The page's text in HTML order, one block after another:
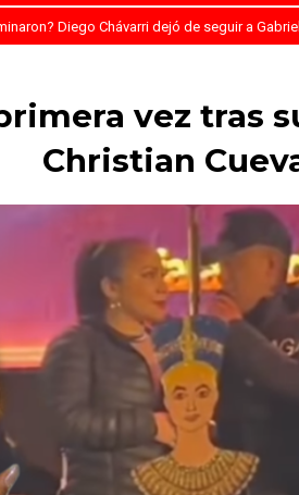
Diego Chávarri dejó de seguir a
vez tras
Christian